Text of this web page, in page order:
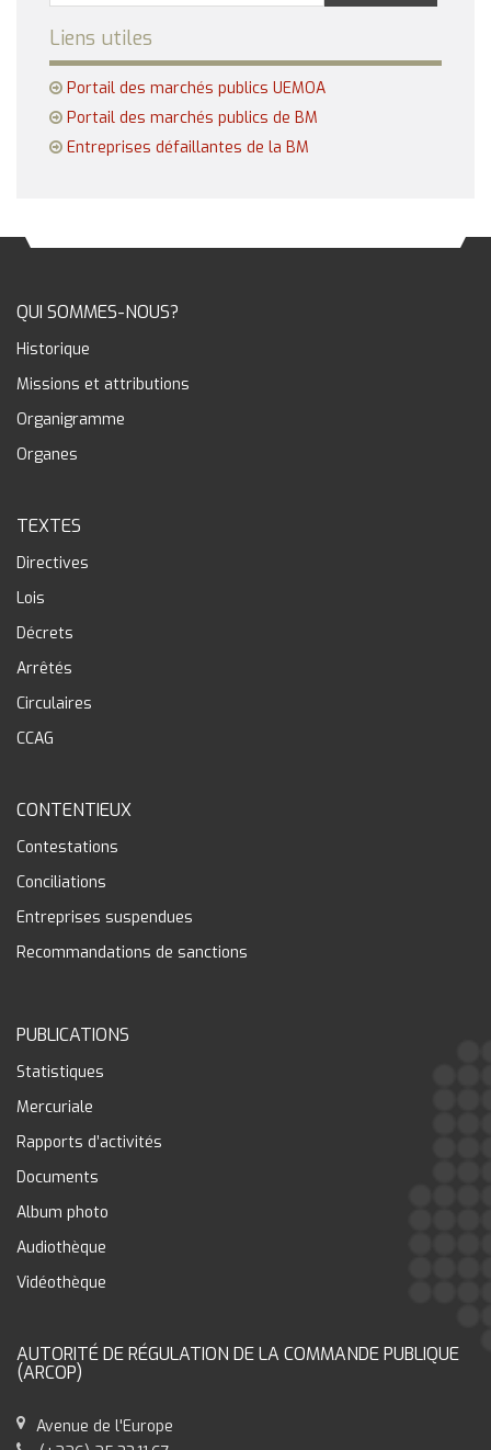
Liens utiles
Portail des marchés publics UEMOA
Portail des marchés publics de BM
Entreprises défaillantes de la BM
QUI SOMMES-NOUS?
Historique
Missions et attributions
Organigramme
Organes
TEXTES
Directives
Lois
Décrets
Arrêtés
Circulaires
CCAG
CONTENTIEUX
Contestations
Conciliations
Entreprises suspendues
Recommandations de sanctions
PUBLICATIONS
Statistiques
Mercuriale
Rapports d’activités
Documents
Album photo
Audiothèque
Vidéothèque
AUTORITÉ DE RÉGULATION DE LA COMMANDE PUBLIQUE
(ARCOP)
Avenue de l'Europe